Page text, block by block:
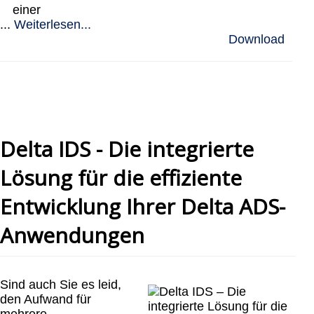
einer
... Weiterlesen...
Download
Delta IDS - Die integrierte
Lösung für die effiziente
Entwicklung Ihrer Delta ADS-
Anwendungen
Sind auch Sie es leid,
den Aufwand für